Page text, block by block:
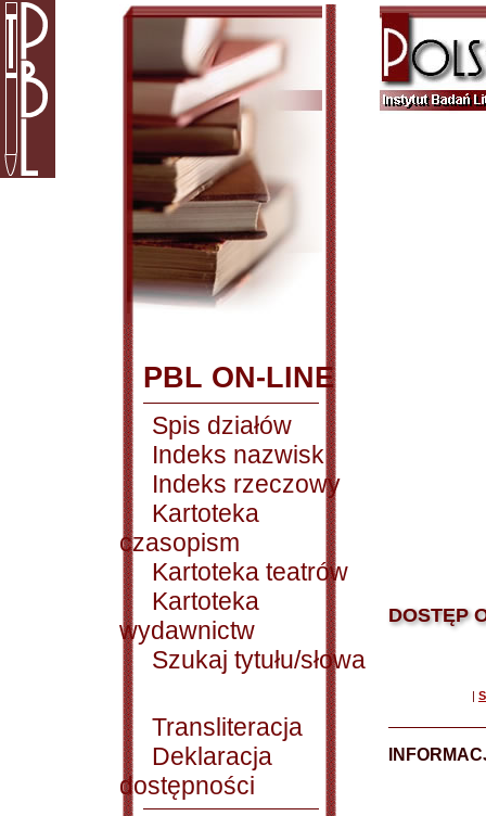
PBL ON-LINE
Spis działów
Indeks nazwisk
Indeks rzeczowy
Kartoteka
czasopism
Kartoteka teatrów
Kartoteka
wydawnictw
Szukaj tytułu/słowa
Transliteracja
Deklaracja
dostępności
DOSTĘP
|